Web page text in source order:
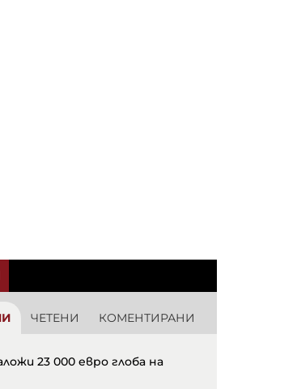
ЧЕТЕНИ КОМЕНТИРАНИ
23 000 евро глоба на